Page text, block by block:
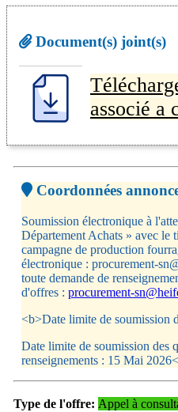
Document(s) joint(s)
associé a
Coordonnées
Soumission électronique à
Département Achats » avec le
campagne de production
électronique : procurement-
toute demande de
d'offres :procurement-
<b>Date limite de soumission
Date limite de soumission des
renseignements : 15 Mai
Type de l'offre: Appel à